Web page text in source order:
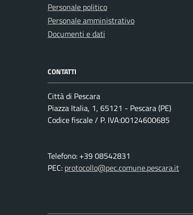
Personale politico
Personale amministrativo
Documenti e dati
CONTATTI
Città di Pescara
Piazza Italia, 1, 65121 - Pescara (PE)
Codice fiscale / P. IVA:00124600685
Telefono: +39 08542831
PEC: protocollo@pec.comune.pescara.it